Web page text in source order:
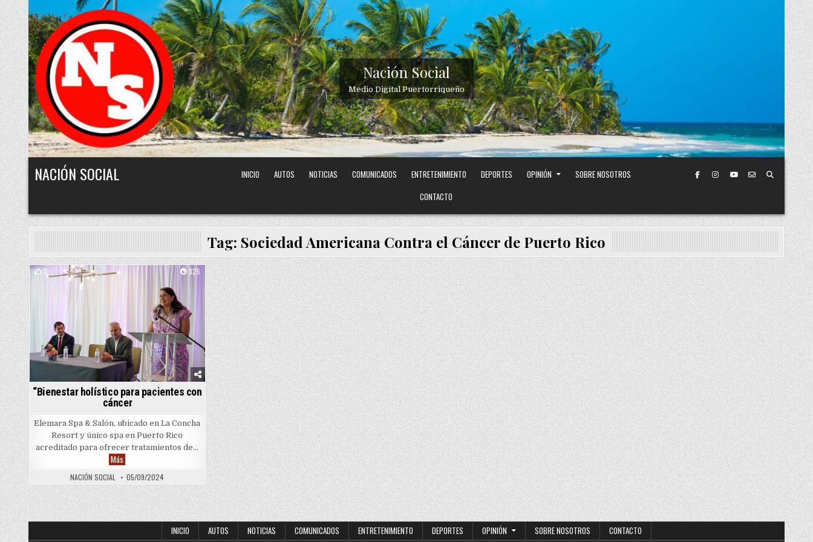
Skip to content
Nación Social
Medio Digital Puertorriqueño
NACIÓN SOCIAL INICIO AUTOS NOTICIAS COMUNICADOS ENTRETENIMIENTO DEPORTES OPINIÓN
SOBRE NOSOTROS
CONTACTO
Tag: Sociedad Americana Contra el Cáncer de Puerto Rico
0 826
Posted in
“Bienestar holístico para pacientes con
cáncer
Elemara Spa & Salón, ubicado en La Concha
Resort y único spa en Puerto Rico
acreditado para ofrecer tratamientos de…
Más “Bienestar holístico para pacientes con cáncer
NACIÓN SOCIAL 05/09/2024
INICIO AUTOS NOTICIAS COMUNICADOS ENTRETENIMIENTO DEPORTES OPINIÓN SOBRE NOSOTROS CONTACTO